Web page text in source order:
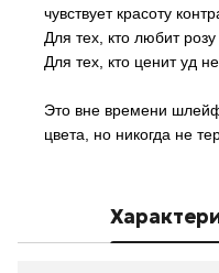
чувствует красоту
Для тех, кто любит
Для тех, кто ценит уд
Это вне времени
цвета, но никогда не